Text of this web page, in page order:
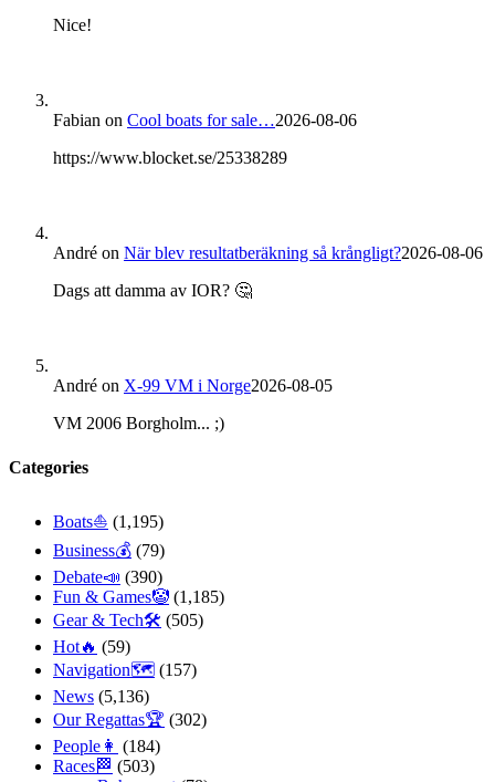
Nice!
Fabian on Cool boats for sale…2026-08-06
https://www.blocket.se/25338289
André on När blev resultatberäkning så krångligt?2026-08-06
Dags att damma av IOR? 🤔
André on X-99 VM i Norge2026-08-05
VM 2006 Borgholm... ;)
Categories
Boats⛵️ (1,195)
Business💰 (79)
Debate📣 (390)
Fun & Games🤡 (1,185)
Gear & Tech🛠 (505)
Hot🔥 (59)
Navigation🗺 (157)
News (5,136)
Our Regattas🏆 (302)
People👩 (184)
Races🏁 (503)